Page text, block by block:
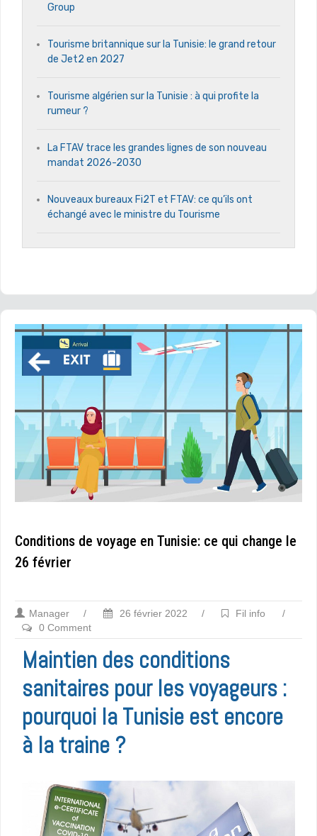
Group
Tourisme britannique sur la Tunisie: le grand retour
de Jet2 en 2027
Tourisme algérien sur la Tunisie : à qui profite la
rumeur ?
La FTAV trace les grandes lignes de son nouveau
mandat 2026-2030
Nouveaux bureaux Fi2T et FTAV: ce qu’ils ont
échangé avec le ministre du Tourisme
Conditions de voyage en Tunisie: ce qui change le
26 février
Manager / 26 février 2022 / Fil info
/
0 Comment
Maintien des conditions
sanitaires pour les voyageurs :
pourquoi la Tunisie est encore
à la traine ?